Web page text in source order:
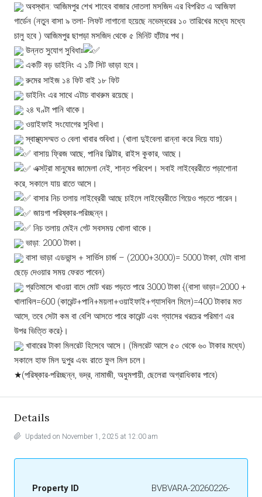
অবস্থান: আজিমপুর শেখ শাহেব বাজার দোতলা মসজিদ এর বিপরিত এ আজিফা
গার্ডেন (নতুন বাসা ৯ তলা- লিফট লাগানো হয়েছে নভেম্বরের ১০ তারিখের মধ্যে মধ্যে
চালু হবে ) আজিমপুর ছাপড়া মসজিদ থেকে ৫ মিনিট হাঁটার পথ।
উন্নত সুযোগ সুবিধাঃ
একটি বড় ডাইনিং এ ১টি সিট ভাড়া হবে।
রুমের সাইজ ১৪ ফিট বাই ১৮ ফিট
ডাইনিং এর সাথে এটাচ বাথরুম রয়েছে।
২৪ ঘণ্টা পানি থাকে।
ওয়াইফাই সংযোগের সুবিধা।
স্বাস্থ্যসম্মত ৩ বেলা খাবার শুবিধা। (খালা দুইবেলা রান্না করে দিয়ে যায়)
বাসায় ফ্রিজ আছে, পানির ফিল্টার, রাইস কুকার, আছে।
এক্সট্রা মানুষের জামেলা নেই, শান্ত পরিবেশ। সবাই লাইব্রেরীতে পড়াশোনা
করে, সকালে যায় রাতে আসে।
বাসার নিচ তলায় লাইব্রেরী আছে চাইলে লাইব্রেরীতে গিয়েও পড়তে পারেন।
জায়গা পরিষ্কার-পরিচ্ছন্ন।
নিচ তলায় মেইন গেট সবসময় খোলা থাকে।
ভাড়া: 2000 টাকা।
বাসা ভাড়া এডভান্স + সার্ভিস চার্জ – (2000+3000)= 5000 টাকা, যেটা বাসা
ছেড়ে দেওয়ার সময় ফেরত পাবেন)
প্রতিমাসে খাওয়া বাদে মোট খরচ পড়তে পারে 3000 টাকা {(বাসা ভাড়া=2000 +
খালাবিল=600 (কারেন্ট+পানি+ময়লা+ওয়াইফাই+গ্যাসবিল মিলে)=400 টাকার মত
আসে, তবে সেটা কম বা বেশি আসতে পারে কারেন্ট এবং গ্যাসের খরচের পরিমাণ এর
উপর ভিত্তি করে}।
খাবারের টাকা মিলরেট হিসেবে আসে। (মিলরেট আসে ৫০ থেকে ৬০ টাকার মধ্যে)
সকালে হাফ মিল দুপুর এবং রাতে ফুল মিল চলে।
★(পরিষ্কার-পরিচ্ছন্ন, ভদ্র, নামাজী, অধুমপায়ী, ছেলেরা অগ্রাধিকার পাবে)
Details
Updated on November 1, 2025 at 12:00 am
Property ID
BVBVARA-20260226-